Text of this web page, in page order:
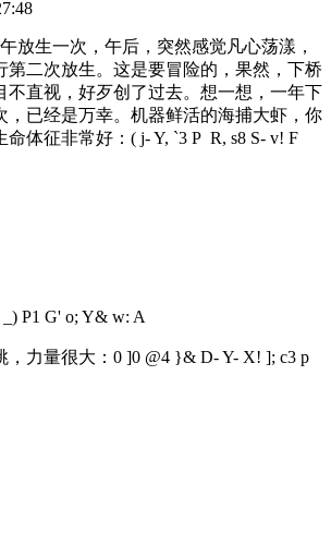
午放生一次，午后，突然感觉凡心荡漾，
第二次放生。这是要冒险的，果然，下桥
不直视，好歹创了过去。想一想，一年下
，已经是万幸。机器鲜活的海捕大虾，你
体征非常好： ( j- Y, `3 P R, s8 S- v! F
_) P1 G' o; Y& w: A
力量很大： 0 ]0 @4 }& D- Y- X! ]; c3 p